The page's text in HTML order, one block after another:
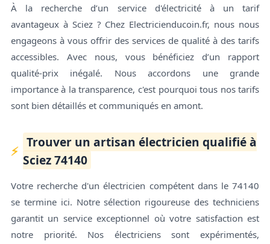
À la recherche d’un service d'électricité à un tarif
avantageux à Sciez ? Chez Electricienducoin.fr, nous nous
engageons à vous offrir des services de qualité à des tarifs
accessibles. Avec nous, vous bénéficiez d’un rapport
qualité-prix inégalé. Nous accordons une grande
importance à la transparence, c'est pourquoi tous nos tarifs
sont bien détaillés et communiqués en amont.
Trouver un artisan électricien qualifié à
Sciez 74140
Votre recherche d'un électricien compétent dans le 74140
se termine ici. Notre sélection rigoureuse des techniciens
garantit un service exceptionnel où votre satisfaction est
notre priorité. Nos électriciens sont expérimentés,